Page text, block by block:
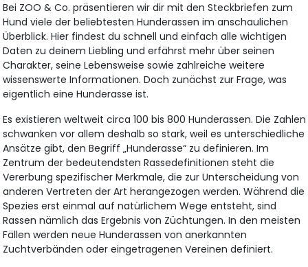
Bei ZOO & Co. präsentieren wir dir mit den Steckbriefen zum
Hund viele der beliebtesten Hunderassen im anschaulichen
Überblick. Hier findest du schnell und einfach alle wichtigen
Daten zu deinem Liebling und erfährst mehr über seinen
Charakter, seine Lebensweise sowie zahlreiche weitere
wissenswerte Informationen. Doch zunächst zur Frage, was
eigentlich eine Hunderasse ist.
Es existieren weltweit circa 100 bis 800 Hunderassen. Die Zahlen
schwanken vor allem deshalb so stark, weil es unterschiedliche
Ansätze gibt, den Begriff „Hunderasse“ zu definieren. Im
Zentrum der bedeutendsten Rassedefinitionen steht die
Vererbung spezifischer Merkmale, die zur Unterscheidung von
anderen Vertreten der Art herangezogen werden. Während die
Spezies erst einmal auf natürlichem Wege entsteht, sind
Rassen nämlich das Ergebnis von Züchtungen. In den meisten
Fällen werden neue Hunderassen von anerkannten
Zuchtverbänden oder eingetragenen Vereinen definiert.